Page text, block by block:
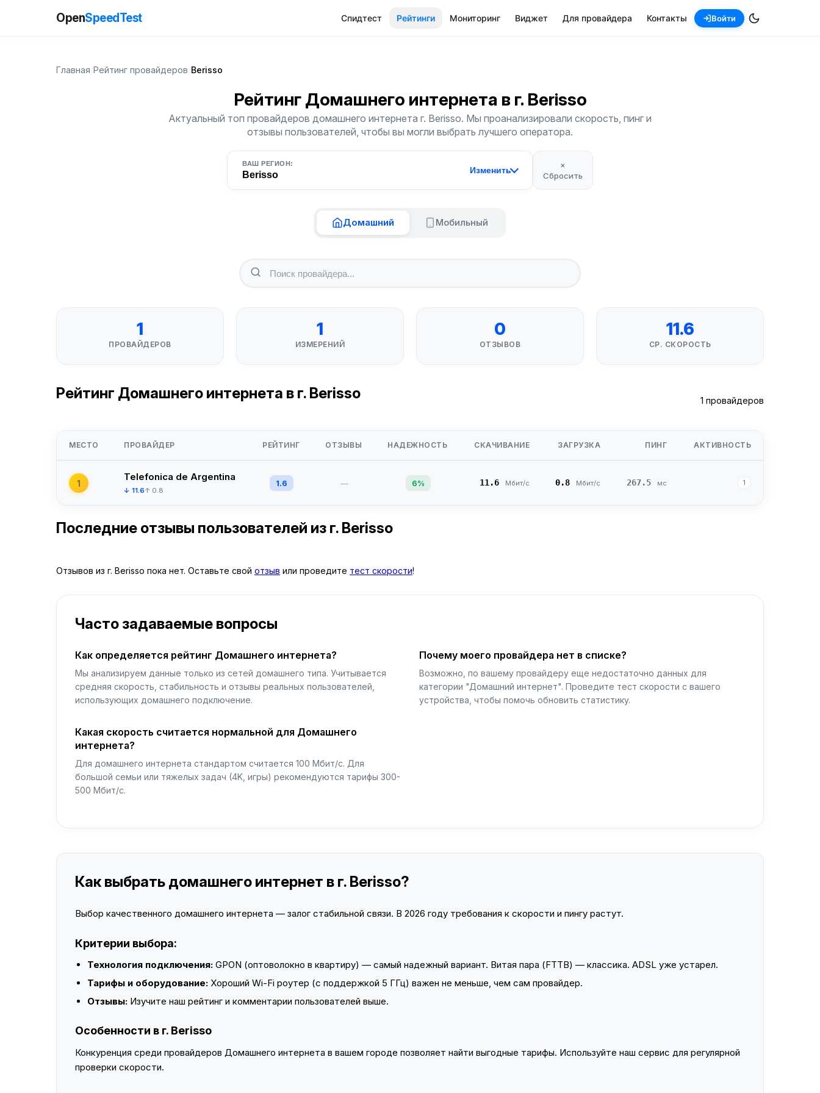
OpenSpeedTest Спидтест Рейтинги Мониторинг Виджет Для провайдера Контакты Войти
Главная Рейтинг провайдеров Berisso
Рейтинг Домашнего интернета в г. Berisso
Актуальный топ провайдеров домашнего интернета г. Berisso. Мы проанализировали скорость, пинг и
отзывы пользователей, чтобы вы могли выбрать лучшего оператора.
ВАШ РЕГИОН:
Berisso Изменить
×
Сбросить
Домашний Мобильный
1
ПРОВАЙДЕРОВ
1
ИЗМЕРЕНИЙ
0
ОТЗЫВОВ
11.6
СР. СКОРОСТЬ
Рейтинг Домашнего интернета в г. Berisso 1 провайдеров
МЕСТО ПРОВАЙДЕР РЕЙТИНГ ОТЗЫВЫ НАДЕЖНОСТЬ СКАЧИВАНИЕ ЗАГРУЗКА ПИНГ АКТИВНОСТЬ
1
Telefonica de Argentina
↓ 11.6↑ 0.8
1.6 — 6% 11.6 Мбит/с 0.8 Мбит/с 267.5 мс 1
Последние отзывы пользователей из г. Berisso
Отзывов из г. Berisso пока нет. Оставьте свой отзыв или проведите тест скорости!
Часто задаваемые вопросы
Как определяется рейтинг Домашнего интернета?
Мы анализируем данные только из сетей домашнего типа. Учитывается
средняя скорость, стабильность и отзывы реальных пользователей,
использующих домашнего подключение.
Почему моего провайдера нет в списке?
Возможно, по вашему провайдеру еще недостаточно данных для
категории "Домашний интернет". Проведите тест скорости с вашего
устройства, чтобы помочь обновить статистику.
Какая скорость считается нормальной для Домашнего
интернета?
Для домашнего интернета стандартом считается 100 Мбит/с. Для
большой семьи или тяжелых задач (4K, игры) рекомендуются тарифы 300-
500 Мбит/с.
Как выбрать домашнего интернет в г. Berisso?
Выбор качественного домашнего интернета — залог стабильной связи. В 2026 году требования к скорости и пингу растут.
Критерии выбора:
Технология подключения: GPON (оптоволокно в квартиру) — самый надежный вариант. Витая пара (FTTB) — классика. ADSL уже устарел.
Тарифы и оборудование: Хороший Wi-Fi роутер (с поддержкой 5 ГГц) важен не меньше, чем сам провайдер.
Отзывы: Изучите наш рейтинг и комментарии пользователей выше.
Особенности в г. Berisso
Конкуренция среди провайдеров Домашнего интернета в вашем городе позволяет найти выгодные тарифы. Используйте наш сервис для регулярной
проверки скорости.